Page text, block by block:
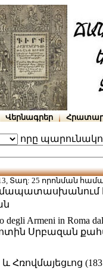
Վերնագրեր
որը
Տաղ: 25 որոնման
degli Armeni in Roma
Սրբազան
Հռովմայեցւոց